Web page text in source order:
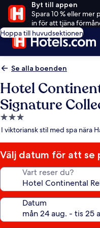
Byt till appen
Spara 10 % eller
in för att tjäna
Hoppa till huvudsektionen
Se alla boenden
Hotel
Signature
3.0-
stjärnigt
I viktoriansk stil med spa nära
Välj datum för att se
Vart reser du?
Datum